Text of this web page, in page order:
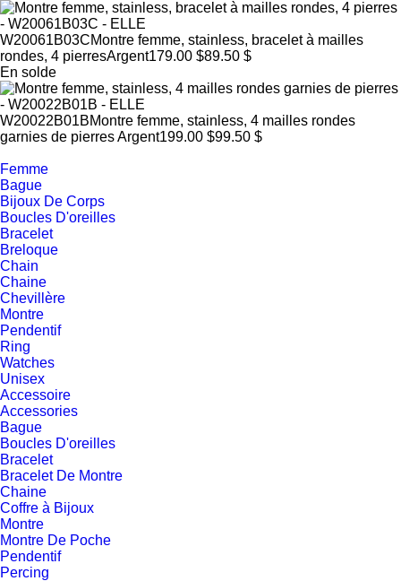
W20061B03CMontre femme, stainless, bracelet à mailles
rondes, 4 pierresArgent179.00 $89.50 $
En solde
W20022B01BMontre femme, stainless, 4 mailles rondes
garnies de pierresArgent199.00 $99.50 $
Femme
Bague
Bijoux De Corps
Boucles D'oreilles
Bracelet
Breloque
Chain
Chaine
Chevillère
Montre
Pendentif
Ring
Watches
Unisex
Accessoire
Accessories
Bague
Boucles D'oreilles
Bracelet
Bracelet De Montre
Chaine
Coffre à Bijoux
Montre
Montre De Poche
Pendentif
Percing